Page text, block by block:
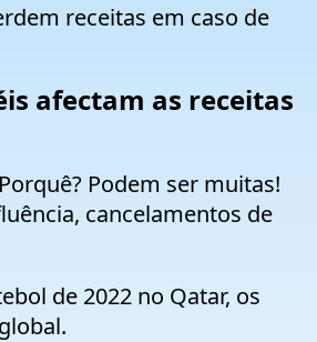
receitas em caso de
afectam as receitas
Podem ser muitas!
cancelamentos de
de 2022 no Qatar, os